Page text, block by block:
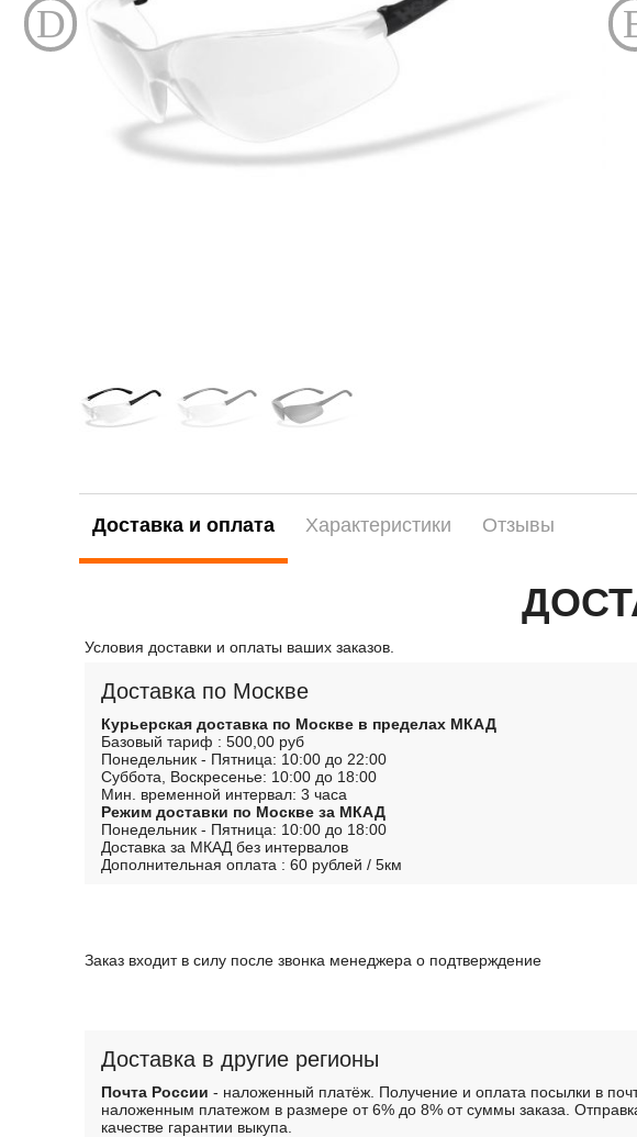
Доставка и оплата Характеристики Отзывы
Условия доставки и оплаты ваших заказов.
Доставка по Москве
Курьерская доставка по Москве в пределах МКАД
Базовый тариф : 500,00 руб
Понедельник - Пятница: 10:00 до 22:00
Суббота, Воскресенье: 10:00 до 18:00
Мин. временной интервал: 3 часа
Режим доставки по Москве за МКАД
Понедельник - Пятница: 10:00 до 18:00
Доставка за МКАД без интервалов
Дополнительная оплата : 60 рублей / 5км
Заказ входит в силу после звонка менеджера о подтверждение
Доставка в другие регионы
Почта России - наложенный платёж. Получение и оплата посылки в
наложенным платежом в размере от 6% до 8% от суммы заказа.
качестве гарантии выкупа.